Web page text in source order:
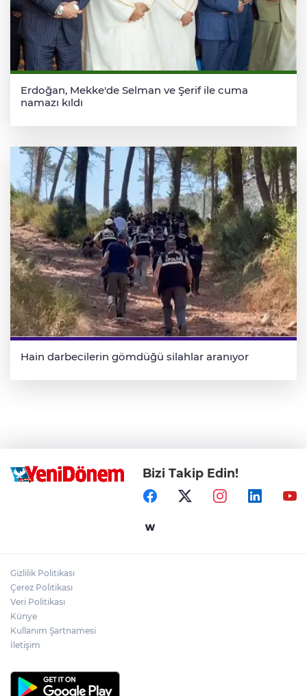
Erdoğan, Mekke'de Selman ve Şerif ile cuma
namazı kıldı
Hain darbecilerin gömdüğü silahlar aranıyor
Bizi Takip Edin!
Gizlilik Politikası
Çerez Politikası
Veri Politikası
Künye
Kullanım Şartnamesi
İletişim